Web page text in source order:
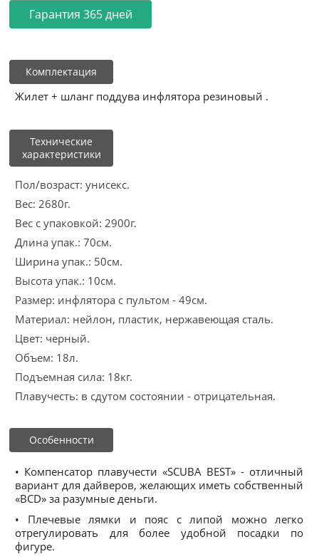
Гарантия 365 дней
Комплектация
Жилет + шланг поддува инфлятора резиновый .
Технические
характеристики
Пол/возраст: унисекс.
Вес: 2680г.
Вес с упаковкой: 2900г.
Длина упак.: 70см.
Ширина упак.: 50см.
Высота упак.: 10см.
Размер: инфлятора с пультом - 49см.
Материал: нейлон, пластик, нержавеющая сталь.
Цвет: черный.
Объем: 18л.
Подъемная сила: 18кг.
Плавучесть: в сдутом состоянии - отрицательная.
Особенности
• Компенсатор плавучести «SCUBA BEST» - отличный
вариант для дайверов, желающих иметь собственный
«BCD» за разумные деньги.
• Плечевые лямки и пояс с липой можно легко
отрегулировать для более удобной посадки по
фигуре.